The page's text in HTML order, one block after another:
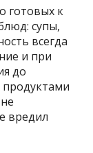
готовых к
супы,
всегда
и при
до
вредил